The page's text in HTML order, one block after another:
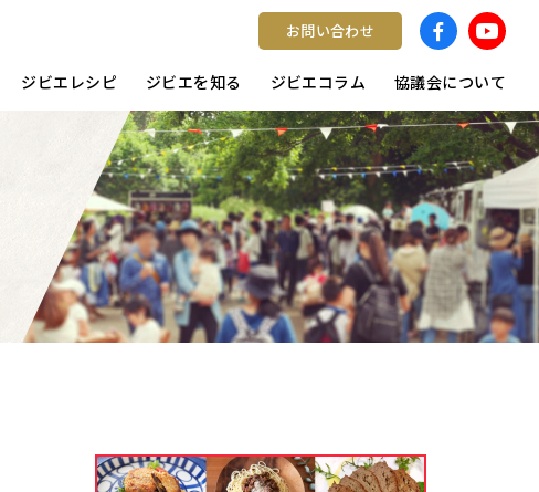
お問い合わせ
ジビエレシピ ジビエを知る ジビエコラム 協議会について